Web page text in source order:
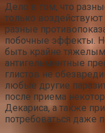
Дело в том, что
только
разные
побочные эффекты.
быть крайне
антигельминтные
глистов не
любые другие
после приема
Декариса, а также
потребоваться даже